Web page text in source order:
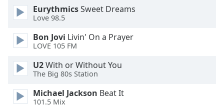
Opacity
Text
Background
EurythmicsSweet Dreams
Love 98.5
Bon Jovi Livin' On a Prayer
LOVE 105 FM
U2With or Without You
The Big 80s Station
Michael Jackson Beat It
101.5 Mix